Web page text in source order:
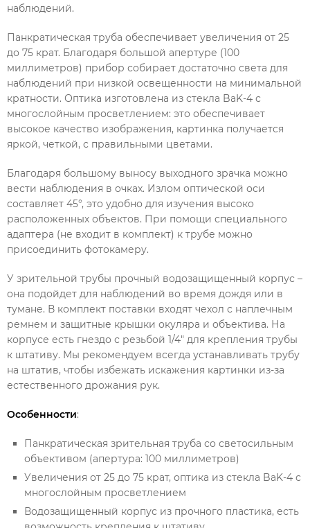
наблюдений.
Панкратическая труба обеспечивает увеличения от 25
до 75 крат. Благодаря большой апертуре (100
миллиметров) прибор собирает достаточно света для
наблюдений при низкой освещенности на минимальной
кратности. Оптика изготовлена из стекла BaK-4 с
многослойным просветлением: это обеспечивает
высокое качество изображения, картинка получается
яркой, четкой, с правильными цветами.
Благодаря большому выносу выходного зрачка можно
вести наблюдения в очках. Излом оптической оси
составляет 45°, это удобно для изучения высоко
расположенных объектов. При помощи специального
адаптера (не входит в комплект) к трубе можно
присоединить фотокамеру.
У зрительной трубы прочный водозащищенный корпус –
она подойдет для наблюдений во время дождя или в
тумане. В комплект поставки входят чехол с наплечным
ремнем и защитные крышки окуляра и объектива. На
корпусе есть гнездо с резьбой 1/4" для крепления трубы
к штативу. Мы рекомендуем всегда устанавливать трубу
на штатив, чтобы избежать искажения картинки из-за
естественного дрожания рук.
Особенности:
Панкратическая зрительная труба со светосильным
объективом (апертура: 100 миллиметров)
Увеличения от 25 до 75 крат, оптика из стекла BaK-4 с
многослойным просветлением
Водозащищенный корпус из прочного пластика, есть